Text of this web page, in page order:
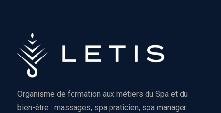
Organisme de formation aux métiers du Spa et du
bien-être : massages, spa praticien, spa manager.